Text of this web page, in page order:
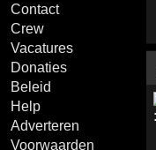
Contact
Crew
Vacatures
Donaties
Beleid
Help
Adverteren
Voorwaarden